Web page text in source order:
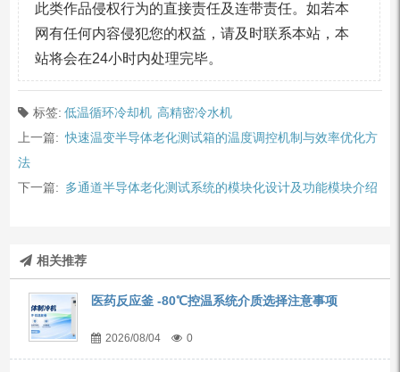
此类作品侵权行为的直接责任及连带责任。如若本
网有任何内容侵犯您的权益，请及时联系本站，本
站将会在24小时内处理完毕。
标签: 低温循环冷却机 高精密冷水机
上一篇: 快速温变半导体老化测试箱的温度调控机制与效率优化方
法
下一篇: 多通道半导体老化测试系统的模块化设计及功能模块介绍
相关推荐
医药反应釜 -80℃控温系统介质选择注意事项
2026/08/04 0